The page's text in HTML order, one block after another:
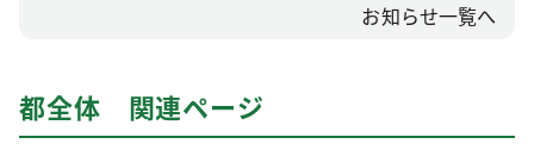
お知らせ一覧へ
都全体 関連ページ